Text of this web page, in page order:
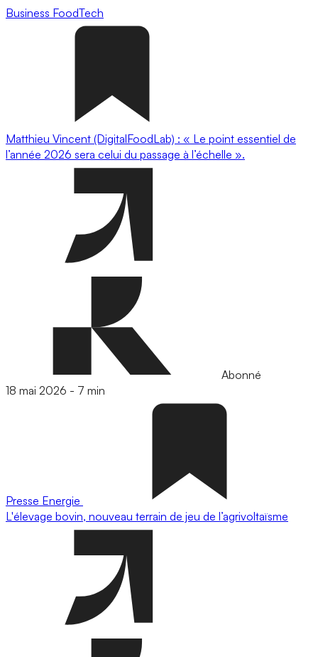
Business FoodTech
Matthieu Vincent (DigitalFoodLab) : « Le point essentiel de
l’année 2026 sera celui du passage à l’échelle ».
Abonné
18 mai 2026 - 7 min
Presse Energie
L'élevage bovin, nouveau terrain de jeu de l’agrivoltaïsme